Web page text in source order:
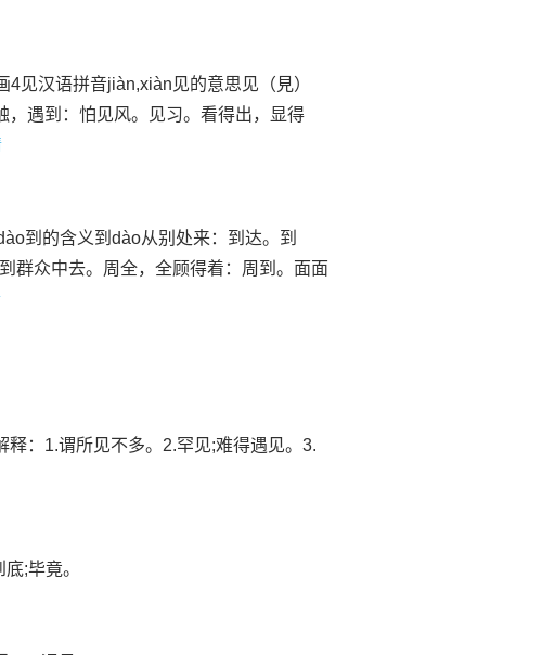
见汉语拼音jiàn,xiàn见的意思见（見）
遇到：怕见风。见习。看得出，显得
到的含义到dào从别处来：到达。到
群众中去。周全，全顾得着：周到。面面
释：1.谓所见不多。2.罕见;难得遇见。3.
;毕竟。